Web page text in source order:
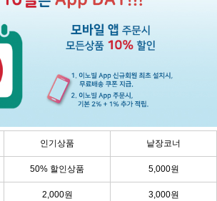
인기상품 낱장코너
50% 할인상품 5,000원
2,000원 3,000원